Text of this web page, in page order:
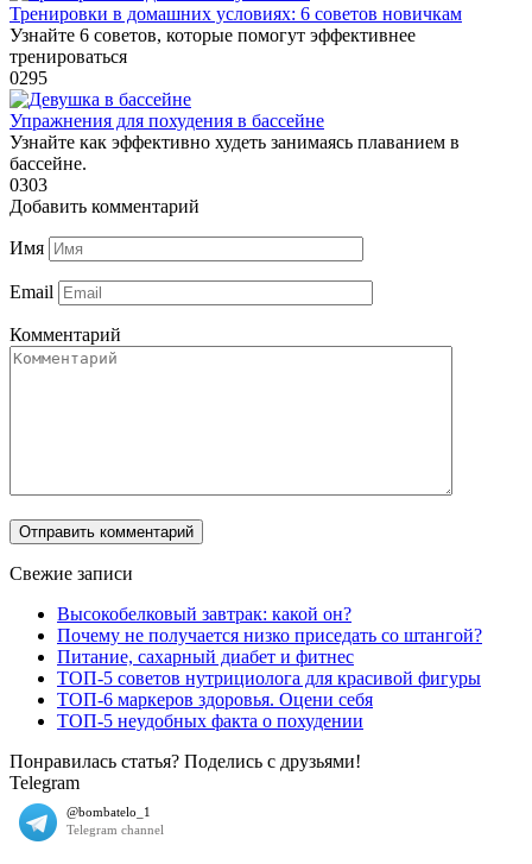
Тренировки в домашних условиях: 6 советов новичкам
Узнайте 6 советов, которые помогут эффективнее
тренироваться
0295
Упражнения для похудения в бассейне
Узнайте как эффективно худеть занимаясь плаванием в
бассейне.
0303
Добавить комментарий
Имя
Email
Комментарий
Свежие записи
Высокобелковый завтрак: какой он?
Почему не получается низко приседать со штангой?
Питание, сахарный диабет и фитнес
ТОП-5 советов нутрициолога для красивой фигуры
ТОП-6 маркеров здоровья. Оцени себя
ТОП-5 неудобных факта о похудении
Понравилась статья? Поделись с друзьями!
Telegram